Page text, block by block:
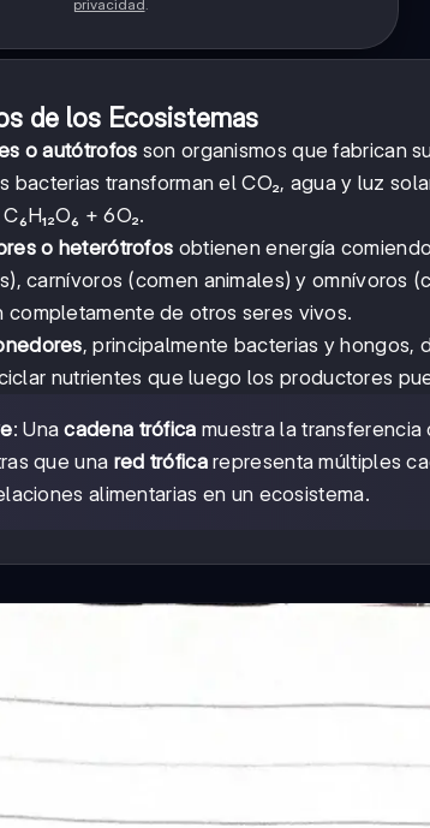
privacidad .
de los Ecosistemas
o autótrofos son organismos que fabrican
bacterias transforman el CO₂, agua y luz
+ 6O₂.
o heterótrofos obtienen energía
carnívoros (comen animales) y omnívoros
completamente de otros seres vivos.
, principalmente bacterias y hongos,
nutrientes que luego los productores
: Unacadena trófica muestra la
que una red tróficarepresenta múltiples
alimentarias en un ecosistema.